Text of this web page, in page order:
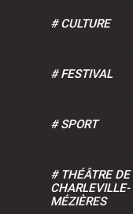
#CULTURE
#FESTIVAL
#SPORT
# THÉÂTRE DE
CHARLEVILLE-
MÉZIÈRES